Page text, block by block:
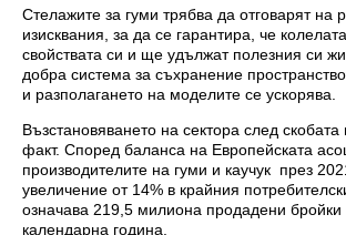
Стелажите за гуми трябва да отговарят на
изисквания, за да се гарантира, че
свойствата си и ще удължат полезния си
добра система за съхранение
и разполагането на моделите се ускорява.
Възстановяването на сектора след
факт. Според баланса на Европейската
производителите на гуми и каучук през
увеличение от 14% в крайния
означава 219,5 милиона продадени бройки
календарна година.